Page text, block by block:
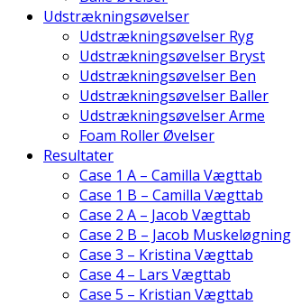
Udstrækningsøvelser
Udstrækningsøvelser Ryg
Udstrækningsøvelser Bryst
Udstrækningsøvelser Ben
Udstrækningsøvelser Baller
Udstrækningsøvelser Arme
Foam Roller Øvelser
Resultater
Case 1 A – Camilla Vægttab
Case 1 B – Camilla Vægttab
Case 2 A – Jacob Vægttab
Case 2 B – Jacob Muskeløgning
Case 3 – Kristina Vægttab
Case 4 – Lars Vægttab
Case 5 – Kristian Vægttab